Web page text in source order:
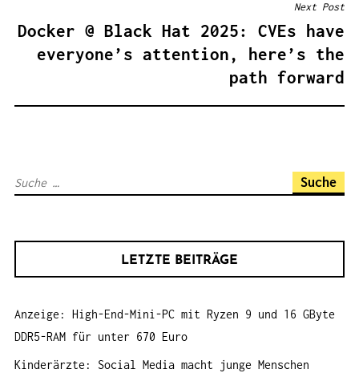
A
G
O
Next Post
Docker @ Black Hat 2025: CVEs have
everyone’s attention, here’s the
path forward
S
a
c
h
LETZTE BEITRÄGE
Anzeige: High-End-Mini-PC mit Ryzen 9 und 16 GByte
DDR5-RAM für unter 670 Euro
Kinderärzte: Social Media macht junge Menschen